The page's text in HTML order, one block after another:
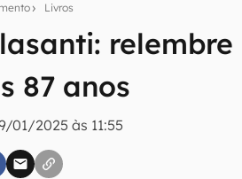
Livros
87 anos
01/2025 às 11:55
do Canaltech e receba notícias e